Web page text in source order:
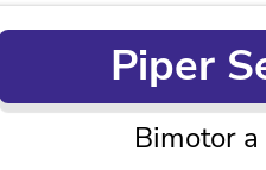
Piper
Bimotor